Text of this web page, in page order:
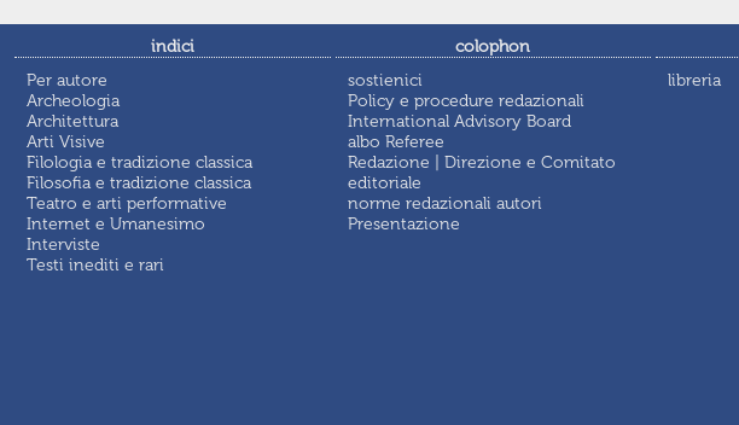
indici
Per autore
Archeologia
Architettura
Arti Visive
Filologia e tradizione classica
Filosofia e tradizione classica
Teatro e arti performative
Internet e Umanesimo
Interviste
Testi inediti e rari
colophon
sostienici
Policy e procedure redazionali
International Advisory Board
albo Referee
Redazione | Direzione e Comitato
editoriale
norme redazionali autori
Presentazione
libreria